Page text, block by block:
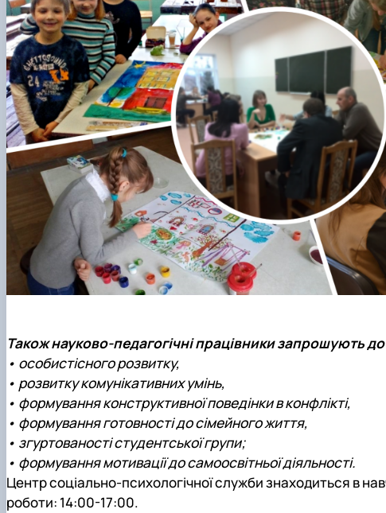
Також науково-педагогічні працівники запрошують до
• особистісного розвитку,
• розвитку комунікативних умінь,
• формування конструктивної поведінки в конфлікті,
• формування готовності до сімейного життя,
• згуртованості студентської групи;
• формування мотивації до самоосвітньої діяльності.
Центр соціально-психологічної служби знаходиться в
роботи: 14:00-17:00.